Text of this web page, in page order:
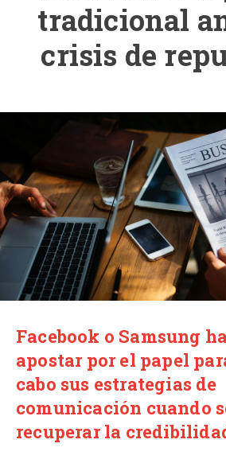
tradicional
crisis de
Facebook o Samsung
apostar por el papel
cabo sus estrategias de
comunicación cuando
recuperar la